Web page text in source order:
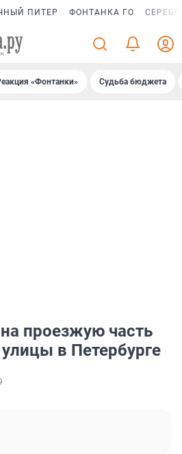
ПИТЕР ФОНТАНКА ГО
«Фонтанки» Судьба бюджета
проезжую часть
в Петербурге